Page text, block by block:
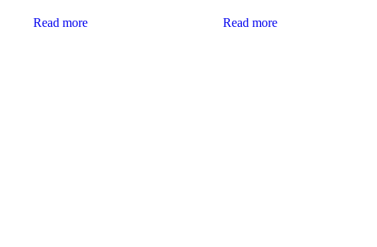
Read more Read more